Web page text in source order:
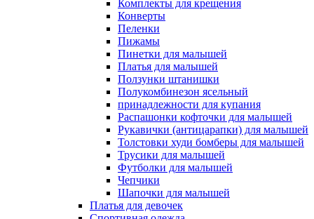
Комплекты для крещения
Конверты
Пеленки
Пижамы
Пинетки для малышей
Платья для малышей
Ползунки штанишки
Полукомбинезон ясельный
принадлежности для купания
Распашонки кофточки для малышей
Рукавички (антицарапки) для малышей
Толстовки худи бомберы для малышей
Трусики для малышей
Футболки для малышей
Чепчики
Шапочки для малышей
Платья для девочек